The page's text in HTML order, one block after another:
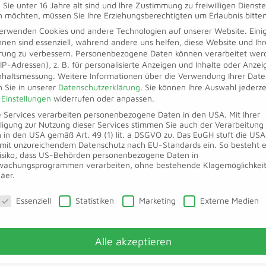
in Wächtersbach. Ab Mittag stellte der
einen Druckabfall fest. Nun galt
zu machen. Der Verursacher war
im Ort hatte die beauftragte
Löcher in eine Hauptfernwärmeleitung
ließ sich der Schaden nicht zügig
aller Bewohner des Städtchens im
Heizung und Warmwasser
arbeitete während des
an der Reparatur. Der
und verwies auf exakte Bestandspläne
er, die Baufirma in Regress nehmen.
Sie unter 16 Jahre alt sind und Ihre Zustimmung zu freiwilligen
möchten, müssen Sie Ihre Erziehungsberechtigten um Erlaubnis
Cookies und andere Technologien auf unserer Website.
sind essenziell, während andere uns helfen, diese Website und
zu verbessern. Personenbezogene Daten können verarbeitet
Adressen), z. B. für personalisierte Anzeigen und Inhalte oder
Weitere Informationen über die Verwendung Ihrer
Sie in unserer Datenschutzerklärung. Sie können Ihre Auswahl
Einstellungen widerrufen oder anpassen.
Services verarbeiten personenbezogene Daten in den USA. Mit Ihrer
zur Nutzung dieser Services stimmen Sie auch der Verarbeitung
in den USA gemäß Art. 49 (1) lit. a DSGVO zu. Das EuGH stuft die
unzureichendem Datenschutz nach EU-Standards ein. So besteht
dass US-Behörden personenbezogene Daten in
verarbeiten, ohne bestehende
Essenziell
Statistiken Marketing Externe Medien
Alle akzeptieren